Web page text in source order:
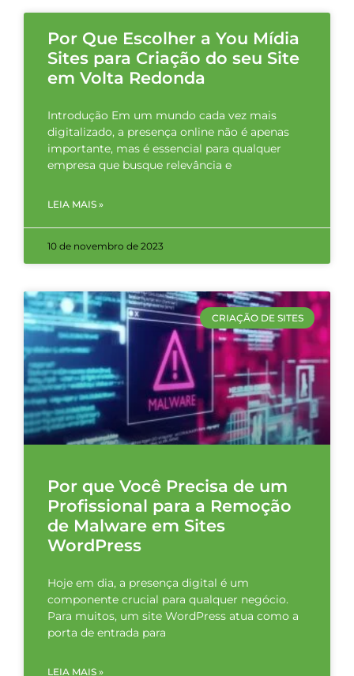
Por Que Escolher a You Mídia
Sites para Criação do seu Site
em Volta Redonda
Introdução Em um mundo cada vez mais
digitalizado, a presença online não é apenas
importante, mas é essencial para qualquer
empresa que busque relevância e
LEIA MAIS »
10 de novembro de 2023
CRIAÇÃO DE SITES
Por que Você Precisa de um
Profissional para a Remoção
de Malware em Sites
WordPress
Hoje em dia, a presença digital é um
componente crucial para qualquer negócio.
Para muitos, um site WordPress atua como a
porta de entrada para
LEIA MAIS »